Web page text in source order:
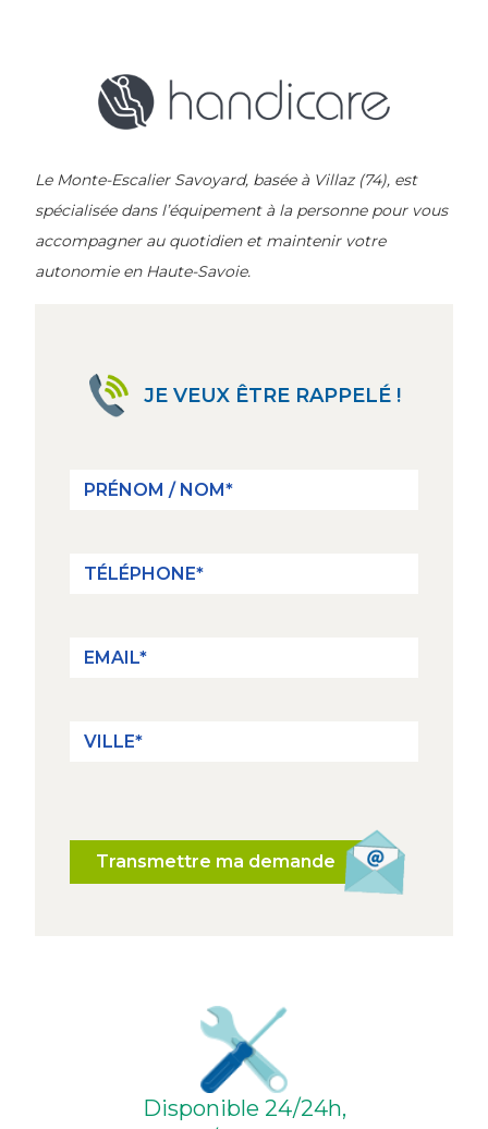
Le Monte-Escalier Savoyard, basée à Villaz (74), est
spécialisée dans l’équipement à la personne pour vous
accompagner au quotidien et maintenir votre
autonomie en Haute-Savoie.
JE VEUX ÊTRE RAPPELÉ !
Transmettre ma demande
Disponible 24/24h,